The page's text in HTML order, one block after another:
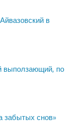
в
выползающий, по
забытых снов»